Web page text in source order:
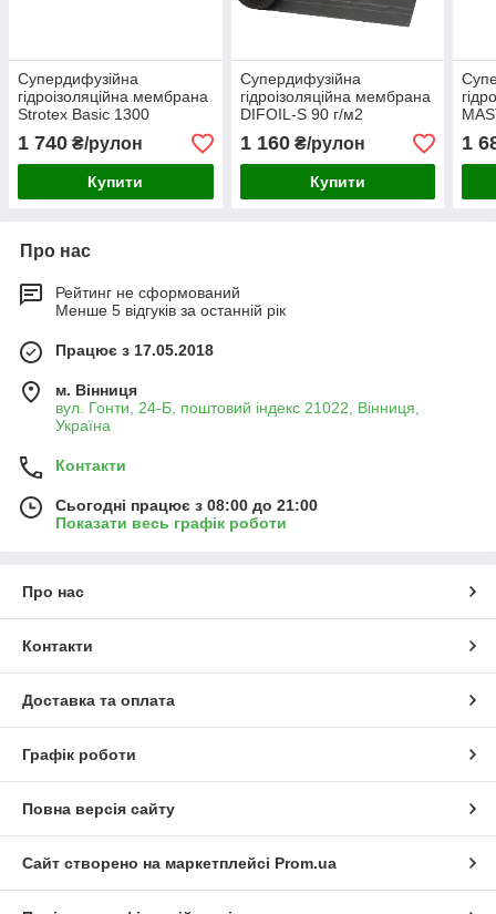
Супердифузійна
гідроізоляційна мембрана
Strotex Basic 1300
1 740 ₴/рулон
Купити
Супердифузійна
гідроізоляційна мембрана
DIFOIL-S 90 г/м2
вітробар’єр
1 160₴/рулон
Купити
м2
1
Про нас
Рейтинг не сформований
Менше 5 відгуків за останній рік
Працює з 17.05.2018
м. Вінниця
вул. Гонти, 24-Б, поштовий індекс 21022, Вінниця,
Україна
Контакти
Сьогодні працює з 08:00 до 21:00
Показати весь графік роботи
Про нас
Контакти
Доставка та оплата
Графік роботи
Повна версія сайту
Сайт створено на маркетплейсі Prom.ua